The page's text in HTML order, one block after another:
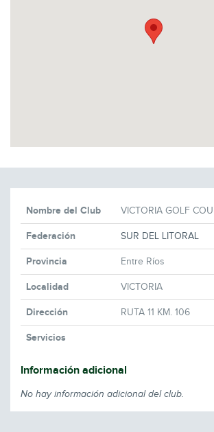
Nombre del Club VICTORIA GOLF
Federación SUR DEL LITORAL
Provincia Entre Ríos
Localidad VICTORIA
Dirección RUTA 11 KM. 106
Servicios
Información adicional
No hay información adicional del club.